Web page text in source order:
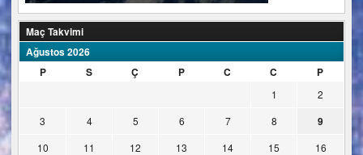
Maç Takvimi
Ağustos 2026
P
S Ç P C C P
1
2
3
4 5 6 7 8 9
10 11 12 13 14 15
16